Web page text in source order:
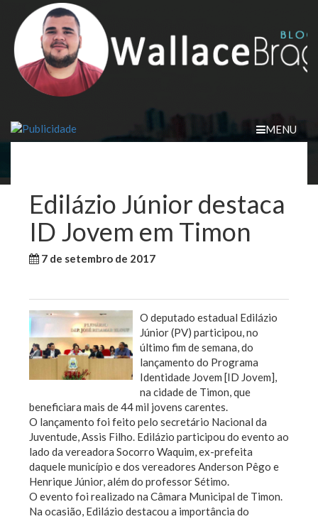
content
MENU
Edilázio Júnior destaca
ID Jovem em Timon
7 de setembro de 2017
O deputado estadual Edilázio
Júnior (PV) participou, no
último fim de semana, do
lançamento do Programa
Identidade Jovem [ID Jovem],
na cidade de Timon, que
beneficiara mais de 44 mil jovens carentes.
O lançamento foi feito pelo secretário Nacional da
Juventude, Assis Filho. Edilázio participou do evento ao
lado da vereadora Socorro Waquim, ex-prefeita
daquele município e dos vereadores Anderson Pêgo e
Henrique Júnior, além do professor Sétimo.
O evento foi realizado na Câmara Municipal de Timon.
Na ocasião, Edilázio destacou a importância do